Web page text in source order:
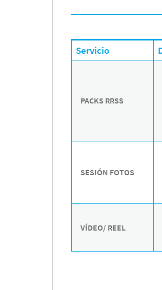
Servicio
PACKS RRSS
SESIÓN FOTOS
VÍDEO/ REEL